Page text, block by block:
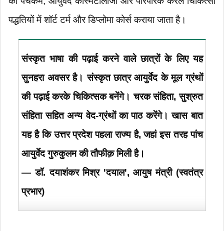
पद्धतियों में शॉर्ट टर्म और डिप्लोमा कोर्स कराया जाता है।
संस्कृत भाषा की पढ़ाई करने वाले छात्रों के लिए यह
सुनहरा अवसर है। संस्कृत छात्र आयुर्वेद के मूल ग्रंथों
की पढ़ाई करके चिकित्सक बनेंगे। चरक संहिता, सुश्रुत
संहिता सहित अन्य वेद-ग्रंथों का पाठ करेंगे। खास बात
यह है कि उत्तर प्रदेश पहला राज्य है, जहां इस तरह पांच
आयुर्वेद गुरुकुलम की तौफीक़ मिली है।
— डॉ. दयाशंकर मिश्र 'दयाल', आयुष मंत्री (स्वतंत्र
प्रभार)